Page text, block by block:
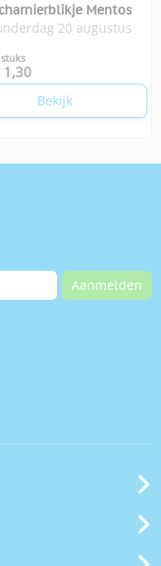
Mentos
20 augustus
1,30
Bekijk
Aanmelden